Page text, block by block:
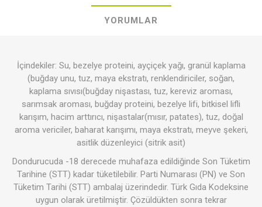
YORUMLAR
İçindekiler: Su, bezelye proteini, ayçiçek yağı, granül kaplama
(buğday unu, tuz, maya ekstratı, renklendiriciler, soğan,
kaplama sıvısı(buğday nişastası, tuz, kereviz aroması,
sarımsak aroması, buğday proteini, bezelye lifi, bitkisel lifli
karışım, hacim arttırıcı, nişastalar(mısır, patates), tuz, doğal
aroma vericiler, baharat karışımı, maya ekstratı, meyve şekeri,
asitlik düzenleyici (sitrik asit)
Dondurucuda -18 derecede muhafaza edildiğinde Son Tüketim
Tarihine (STT) kadar tüketilebilir. Parti Numarası (PN) ve Son
Tüketim Tarihi (STT) ambalaj üzerindedir. Türk Gıda Kodeksine
uygun olarak üretilmiştir. Çözüldükten sonra tekrar